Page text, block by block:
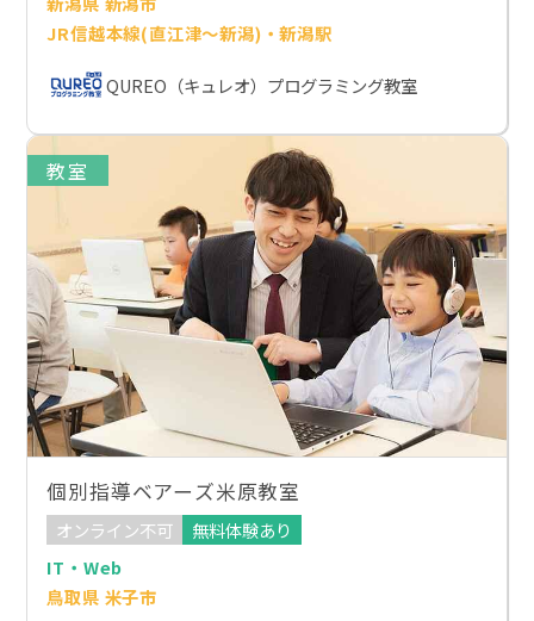
JR信越本線(直江津～新潟)・新潟駅
QUREO（キュレオ）プログラミング教室
教室
個別指導ベアーズ米原教室
オンライン不可
無料体験あり
IT・Web
鳥取県 米子市